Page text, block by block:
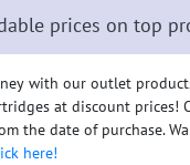
prices on top
with our outlet
at discount prices!
the date of purchase.
here!